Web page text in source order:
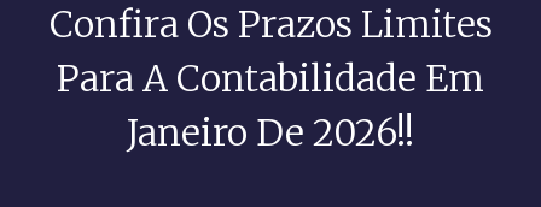
Confira Os Prazos Limites
Para A Contabilidade Em
Janeiro De 2026!!